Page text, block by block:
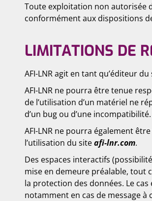
Toute exploitation non autorisée
conformément aux dispositions
LIMITATIONS DE
AFI-LNR agit en tant qu’éditeur
AFI-LNR ne pourra être tenue
de l’utilisation d’un matériel ne
d’un bug ou d’une incompatibilité.
AFI-LNR ne pourra également
l’utilisation du siteafi-lnr.com.
Des espaces interactifs
mise en demeure préalable, tout
la protection des données. Le
notamment en cas de message